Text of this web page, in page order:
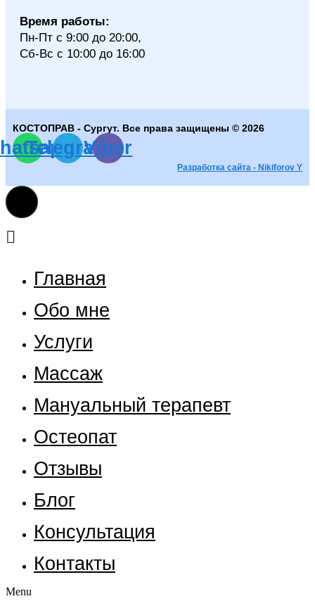
Время работы:
Пн-Пт с 9:00 до 20:00,
Сб-Вс с 10:00 до 16:00
КОСТОПРАВ - Сургут. Все права защищены © 2026
Telegram
Viber
Разработка сайта - Nikiforov Y
Главная
Обо мне
Услуги
Массаж
Мануальный терапевт
Остеопат
Отзывы
Блог
Консультация
Контакты
Menu